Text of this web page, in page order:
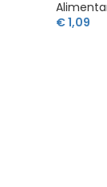
€1,09